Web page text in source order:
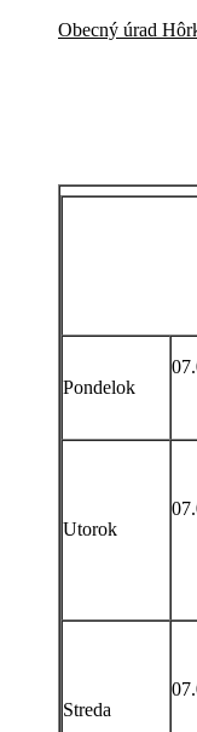
Obecný úrad
Pondelok
Utorok
Streda